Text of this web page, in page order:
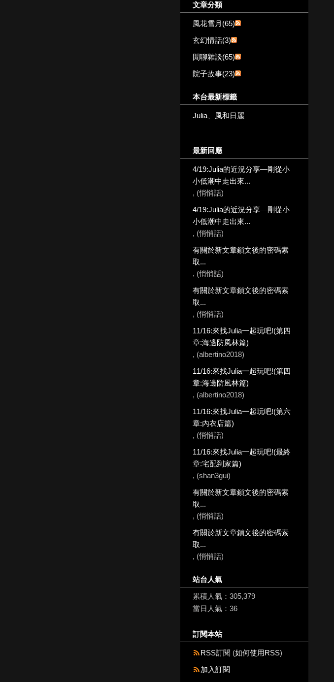
文章分類
風花雪月(65)
玄幻情話(3)
閒聊雜談(65)
院子故事(23)
本台最新標籤
Julia 風和日麗
最新回應
4/19:Julia的近況分享—剛從小
小低潮中走出來...
, (悄悄話)
4/19:Julia的近況分享—剛從小
小低潮中走出來...
, (悄悄話)
有關於新文章鎖文後的密碼索
取...
, (悄悄話)
有關於新文章鎖文後的密碼索
取...
, (悄悄話)
11/16:來找Julia一起玩吧!(第四
章:海邊防風林篇)
, (albertino2018)
11/16:來找Julia一起玩吧!(第四
章:海邊防風林篇)
, (albertino2018)
11/16:來找Julia一起玩吧!(第六
章:內衣店篇)
, (悄悄話)
11/16:來找Julia一起玩吧!(最終
章:宅配到家篇)
, (shan3gui)
有關於新文章鎖文後的密碼索
取...
, (悄悄話)
有關於新文章鎖文後的密碼索
取...
, (悄悄話)
站台人氣
累積人氣： 305,379
當日人氣： 36
訂閱本站
RSS訂閱 (如何使用RSS)
加入訂閱